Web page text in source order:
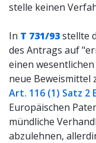
stelle keinen
In T 731/93stellte
des Antrags auf
einen
neue Beweismittel
Art. 116 (1) Satz 2
Europäischen
mündliche
abzulehnen,